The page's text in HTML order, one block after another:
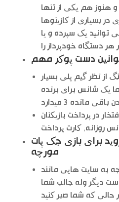
هنوز هم یکی از تنها
در بسیاری از کازینوها
یک سپرده و یا
دست پوکر مهم
از نظر گیم پلی بسیار
یک شانس برای برنده
در پرداخت بازیکنان
برای بازی جک پات
مورچه
به سایت هایی مانند
دیگر وله جالب شما
حالی که شما صبر کنید